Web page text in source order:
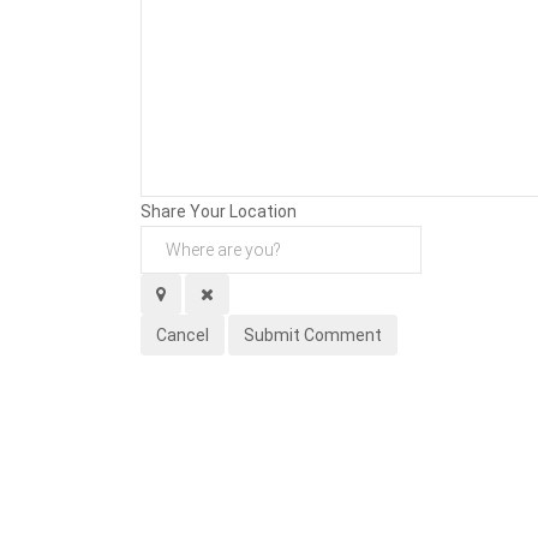
Share Your Location
Cancel Submit Comment